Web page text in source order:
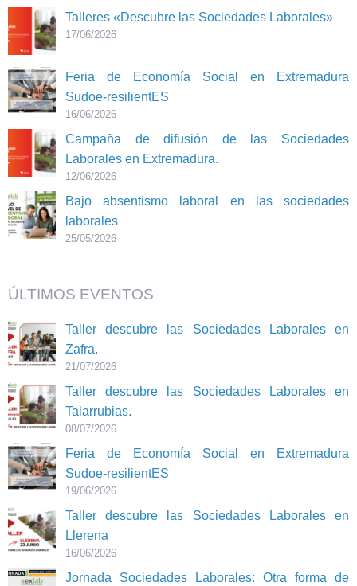
Talleres «Descubre las Sociedades Laborales»
17/06/2026
Feria de Economía Social en Extremadura
Sudoe-resilientES
16/06/2026
Campaña de difusión de las Sociedades
Laborales en Extremadura.
12/06/2026
Bajo absentismo laboral en las sociedades
laborales
25/05/2026
ÚLTIMOS EVENTOS
Taller descubre las Sociedades Laborales en
Zafra.
21/07/2026
Taller descubre las Sociedades Laborales en
Talarrubias.
08/07/2026
Feria de Economía Social en Extremadura
Sudoe-resilientES
19/06/2026
Taller descubre las Sociedades Laborales en
Llerena
16/06/2026
Jornada Sociedades Laborales: Otra forma de